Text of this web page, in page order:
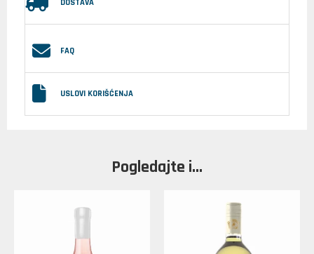
DOSTAVA
FAQ
USLOVI KORIŠĆENJA
Pogledajte i...